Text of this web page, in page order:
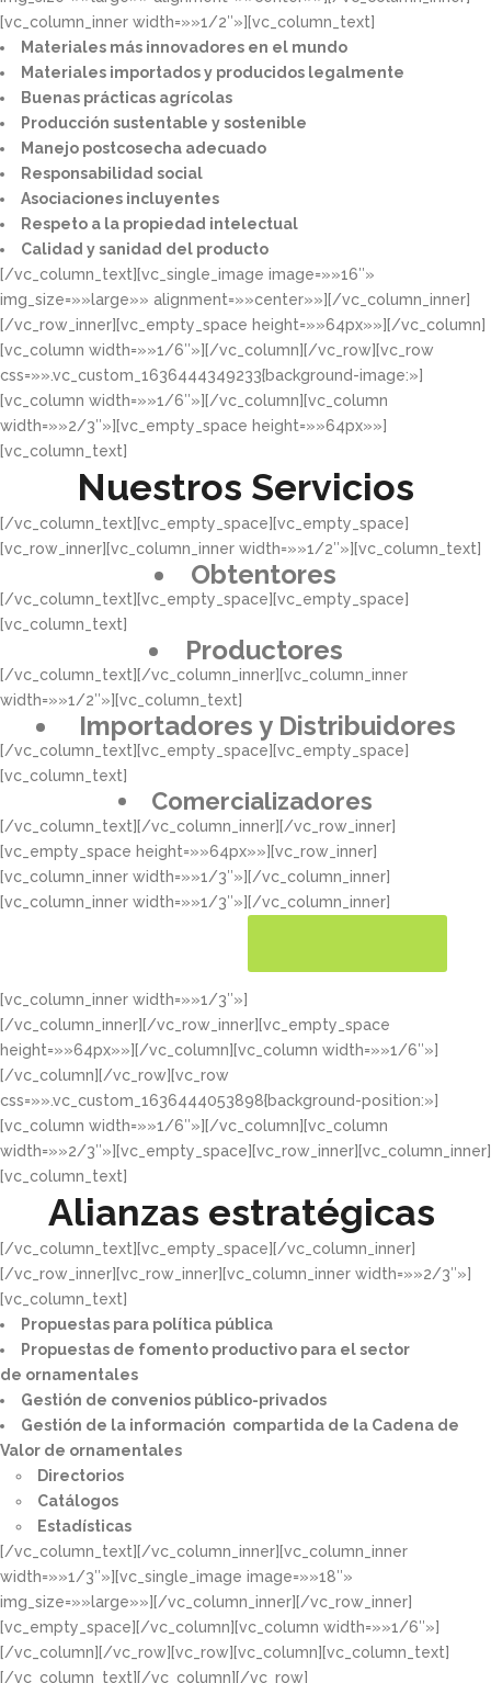
[vc_column_inner width=»»1/2″»][vc_column_text]
Materiales más innovadores en el mundo​
Materiales importados y producidos legalmente​
Buenas prácticas agrícolas​
Producción sustentable y sostenible​
Manejo postcosecha adecuado​
Responsabilidad social​
Asociaciones incluyentes​
Respeto a la propiedad intelectual​​
Calidad y sanidad del producto​
[/vc_column_text][vc_single_image image=»»16″»
img_size=»»large»» alignment=»»center»»][/vc_column_inner]
[/vc_row_inner][vc_empty_space height=»»64px»»][/vc_column]
[vc_column width=»»1/6″»][/vc_column][/vc_row][vc_row
css=»».vc_custom_1636444349233{background-image:»]
[vc_column width=»»1/6″»][/vc_column][vc_column
width=»»2/3″»][vc_empty_space height=»»64px»»]
[vc_column_text]
Nuestros Servicios
[/vc_column_text][vc_empty_space][vc_empty_space]
[vc_row_inner][vc_column_inner width=»»1/2″»][vc_column_text]
Obtentores
[/vc_column_text][vc_empty_space][vc_empty_space]
[vc_column_text]
Productores
[/vc_column_text][/vc_column_inner][vc_column_inner
width=»»1/2″»][vc_column_text]
Importadores y Distribuidores
[/vc_column_text][vc_empty_space][vc_empty_space]
[vc_column_text]
Comercializadores
[/vc_column_text][/vc_column_inner][/vc_row_inner]
[vc_empty_space height=»»64px»»][vc_row_inner]
[vc_column_inner width=»»1/3″»][/vc_column_inner]
[vc_column_inner width=»»1/3″»][/vc_column_inner]
[vc_column_inner width=»»1/3″»]
[/vc_column_inner][/vc_row_inner][vc_empty_space
height=»»64px»»][/vc_column][vc_column width=»»1/6″»]
[/vc_column][/vc_row][vc_row
css=»».vc_custom_1636444053898{background-position:»]
[vc_column width=»»1/6″»][/vc_column][vc_column
width=»»2/3″»][vc_empty_space][vc_row_inner][vc_column_inner]
[vc_column_text]
Alianzas estratégicas
[/vc_column_text][vc_empty_space][/vc_column_inner]
[/vc_row_inner][vc_row_inner][vc_column_inner width=»»2/3″»]
[vc_column_text]
Propuestas para política pública​
Propuestas de fomento productivo para el sector
de ornamentales​
Gestión de convenios público-privados​
Gestión de la información compartida de la Cadena de
Valor de ornamentales​
Directorios​
Catálogos​
Estadísticas
[/vc_column_text][/vc_column_inner][vc_column_inner
width=»»1/3″»][vc_single_image image=»»18″»
img_size=»»large»»][/vc_column_inner][/vc_row_inner]
[vc_empty_space][/vc_column][vc_column width=»»1/6″»]
[/vc_column][/vc_row][vc_row][vc_column][vc_column_text]
[/vc_column_text][/vc_column][/vc_row]